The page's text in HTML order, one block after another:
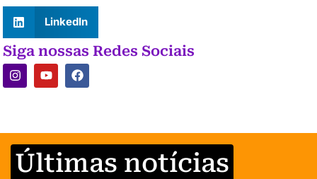
LinkedIn
Siga nossas Redes Sociais
Últimas notícias